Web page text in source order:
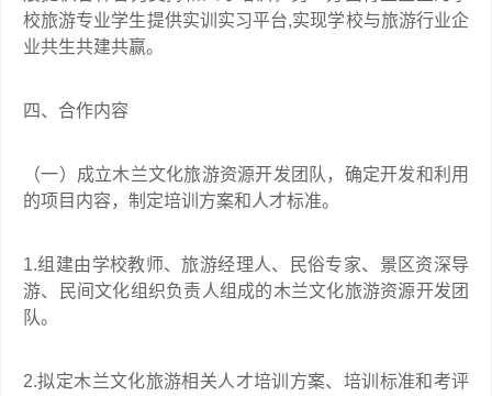
校旅游专业学生提供实训实习平台,实现学校与旅游行业企
业共生共建共赢。
四、合作内容
（一）成立木兰文化旅游资源开发团队，确定开发和利用
的项目内容，制定培训方案和人才标准。
1.组建由学校教师、旅游经理人、民俗专家、景区资深导
游、民间文化组织负责人组成的木兰文化旅游资源开发团
队。
2.拟定木兰文化旅游相关人才培训方案、培训标准和考评